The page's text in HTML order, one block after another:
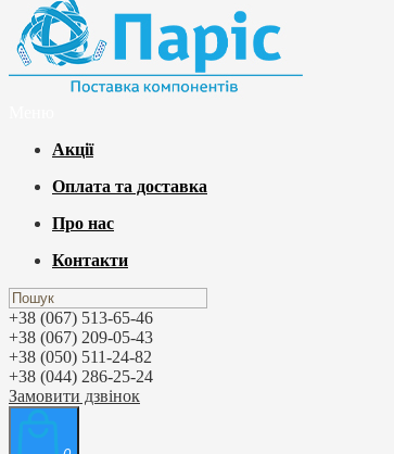
Акції
Оплата та доставка
Про нас
Контакти
+38 (067) 513-65-46
+38 (067) 209-05-43
+38 (050) 511-24-82
+38 (044) 286-25-24
Замовити дзвінок